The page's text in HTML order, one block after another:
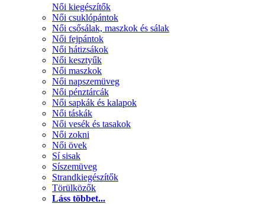
Női kiegészítők
Női csuklópántok
Női csősálak, maszkok és sálak
Női fejpántok
Női hátizsákok
Női kesztyűk
Női maszkok
Női napszemüveg
Női pénztárcák
Női sapkák és kalapok
Női táskák
Női vesék és tasakok
Női zokni
Női övek
Sí sisak
Síszemüveg
Strandkiegészítők
Törülközők
Láss többet...